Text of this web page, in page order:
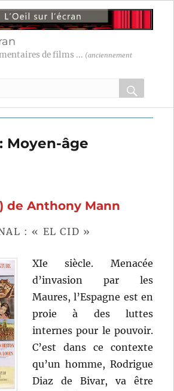
de films ... (anciennement
OK
Moyen-âge
de Anthony Mann
: « EL CID »
XIe siècle. Menacée
d’invasion par les
Maures, l’Espagne est en
proie à des luttes
internes pour le pouvoir.
C’est dans ce contexte
qu’un homme, Rodrigue
Diaz de Bivar, va être